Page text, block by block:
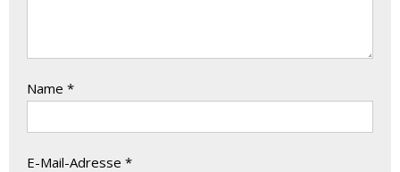
Name *
E-Mail-Adresse *